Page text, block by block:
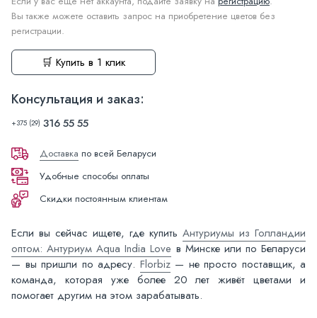
Вы также можете оставить запрос на приобретение цветов без
регистрации.
🛒 Купить в 1 клик
Консультация и заказ:
+375 (29) 316 55 55
Доставка по всей Беларуси
Удобные способы оплаты
Скидки постоянным клиентам
Если вы сейчас ищете, где купить Антуриумы из Голландии
оптом: Антуриум Aqua India Love в Минске или по Беларуси
— вы пришли по адресу. Florbiz— не просто поставщик, а
команда, которая уже более 20 лет живёт цветами и
помогает другим на этом зарабатывать.